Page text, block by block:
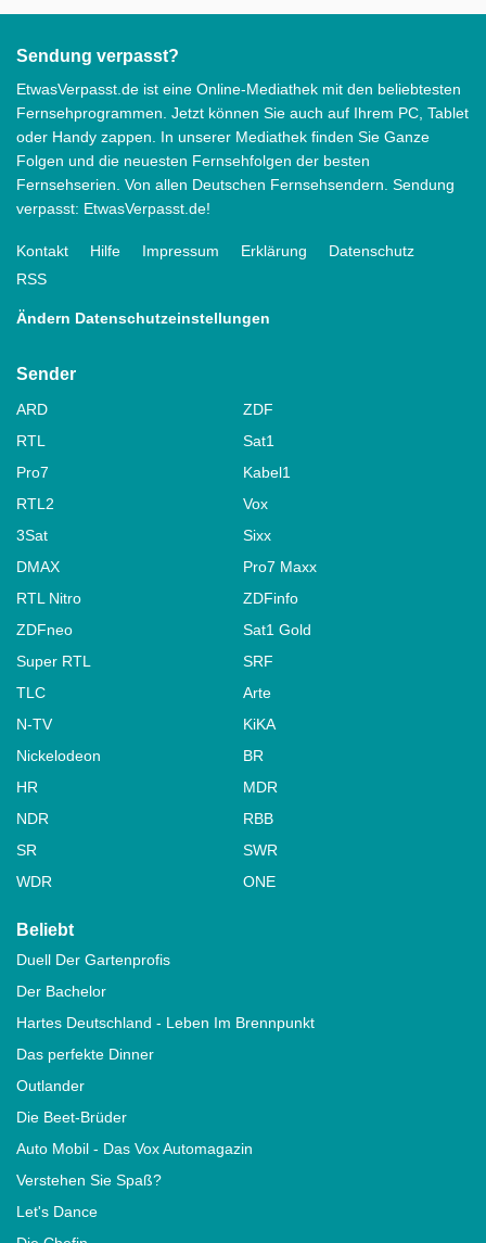
Sendung verpasst?
EtwasVerpasst.de ist eine Online-Mediathek mit den beliebtesten
Fernsehprogrammen. Jetzt können Sie auch auf Ihrem PC, Tablet
oder Handy zappen. In unserer Mediathek finden Sie Ganze
Folgen und die neuesten Fernsehfolgen der besten
Fernsehserien. Von allen Deutschen Fernsehsendern. Sendung
verpasst: EtwasVerpasst.de!
Kontakt Hilfe Impressum Erklärung
Datenschutz
RSS
Ändern Datenschutzeinstellungen
Sender
ARD
ZDF
RTL
Sat1
Pro7
Kabel1
RTL2
Vox
3Sat
Sixx
DMAX
Pro7 Maxx
RTL Nitro
ZDFinfo
ZDFneo
Sat1 Gold
Super RTL
SRF
TLC
Arte
N-TV
KiKA
Nickelodeon
BR
HR
MDR
NDR
RBB
SR
SWR
WDR
ONE
Beliebt
Duell Der Gartenprofis
Der Bachelor
Hartes Deutschland - Leben Im Brennpunkt
Das perfekte Dinner
Outlander
Die Beet-Brüder
Auto Mobil - Das Vox Automagazin
Verstehen Sie Spaß?
Let's Dance